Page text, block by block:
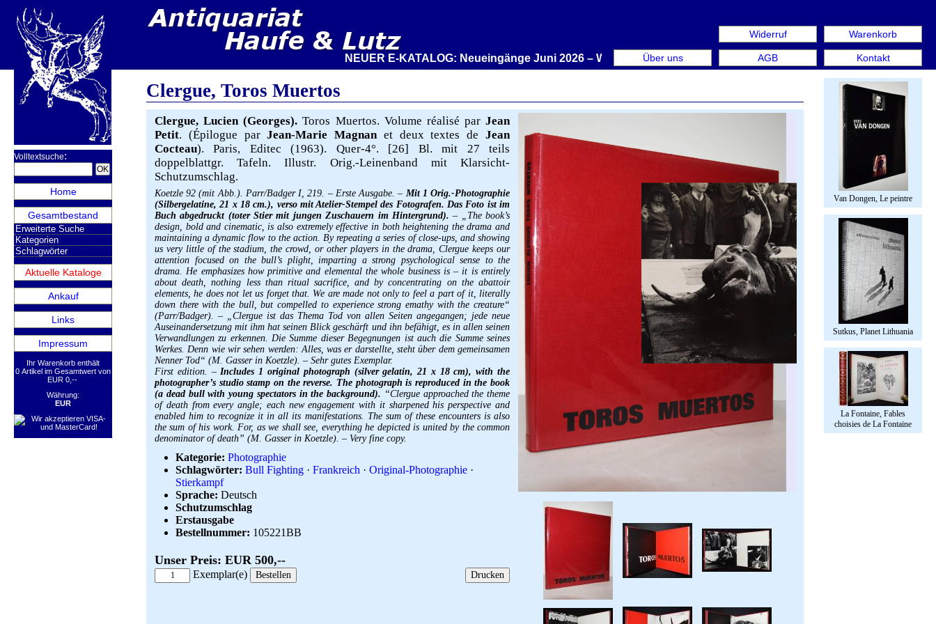
Warenkorb
Kontakt
Widerruf
AGB
Über uns
NEUER E-KATALOG: Neueingänge Juni 2026 – Wir stellen aus: Rare Book Week Berlin. Internationale Messe
Volltextsuche:
Home
Gesamtbestand
Erweiterte Suche
Kategorien
Schlagwörter
Aktuelle Kataloge
Ankauf
Links
Impressum
Ihr Warenkorb enthält
0 Artikel im Gesamtwert von
EUR 0,--
Währung:
EUR
Van Dongen, Le peintre
Sutkus, Planet Lithuania
La Fontaine, Fables
choisies de La Fontaine
Clergue, Toros Muertos
Clergue, Lucien (Georges). Toros Muertos. Volume réalisé par Jean
Petit. (Épilogue parJean-Marie Magnanet deux textes deJean
Cocteau). Paris, Editec (1963). Quer-4°. [26] Bl. mit 27 teils
doppelblattgr. Tafeln. Illustr. Orig.-Leinenband mit Klarsicht-
Schutzumschlag.
Koetzle 92 (mit Abb.). Parr/Badger I, 219. – Erste Ausgabe. – Mit 1 Orig.-Photographie
(Silbergelatine, 21 x 18 cm.), verso mit Atelier-Stempel des Fotografen. Das Foto ist im
Buch abgedruckt (toter Stier mit jungen Zuschauern im Hintergrund). – „The book’s
design, bold and cinematic, is also extremely effective in both heightening the drama and
maintaining a dynamic flow to the action. By repeating a series of close-ups, and showing
us very little of the stadium, the crowd, or other players in the drama, Clergue keeps our
attention focused on the bull’s plight, imparting a strong psychological sense to the
drama. He emphasizes how primitive and elemental the whole business is – it is entirely
about death, nothing less than ritual sacrifice, and by concentrating on the abattoir
elements, he does not let us forget that. We are made not only to feel a part of it, literally
down there with the bull, but compelled to experience strong emathy with the creature“
(Parr/Badger). – „Clergue ist das Thema Tod von allen Seiten angegangen; jede neue
Auseinandersetzung mit ihm hat seinen Blick geschärft und ihn befähigt, es in allen seinen
Verwandlungen zu erkennen. Die Summe dieser Begegnungen ist auch die Summe seines
Werkes. Denn wie wir sehen werden: Alles, was er darstellte, steht über dem gemeinsamen
Nenner Tod“ (M. Gasser in Koetzle). – Sehr gutes Exemplar.
First edition. –Includes 1 original photograph (silver gelatin, 21 x 18 cm), with the
photographer’s studio stamp on the reverse. The photograph is reproduced in the book
(a dead bull with young spectators in the background). “Clergue approached the theme
of death from every angle; each new engagement with it sharpened his perspective and
enabled him to recognize it in all its manifestations. The sum of these encounters is also
the sum of his work. For, as we shall see, everything he depicted is united by the common
denominator of death” (M. Gasser in Koetzle). – Very fine copy.
Kategorie: Photographie
Schlagwörter: Bull Fighting · Frankreich · Original-Photographie ·
Stierkampf
Sprache: Deutsch
Schutzumschlag
Erstausgabe
Bestellnummer: 105221BB
Unser Preis: EUR 500,--
Exemplar(e)